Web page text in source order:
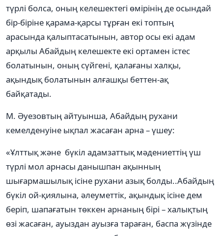
түрлі болса, оның келешектегі өмірінің де осындай
бір-біріне қарама-қарсы тұрған екі топтың
арасында қалыптасатынын, автор осы екі адам
арқылы Абайдың келешекте екі ортамен істес
болатынын, оның сүйгені, қалағаны халқы,
ақындық болатынын алғашқы беттен-ақ
байқатады.
М. Әуезовтың айтуынша, Абайдың рухани
кемелденуіне ықпал жасаған арна – үшеу:
«Ұлттық және бүкіл адамзаттық мәдениеттің үш
түрлі мол арнасы данышпан ақынның
шығармашылық ісіне рухани азық болды..Абайдың
бүкіл ой-қиялына, әлеуметтік, ақындық ісіне дем
беріп, шапағатын төккен арнаның бірі – халықтың
өзі жасаған, ауыздан ауызға тараған, баспа жүзінде